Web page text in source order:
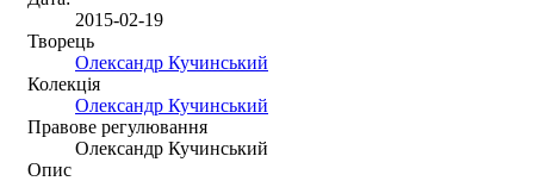
2015-02-19
Творець
Олександр Кучинський
Колекція
Олександр Кучинський
Правове регулювання
Олександр Кучинський
Опис